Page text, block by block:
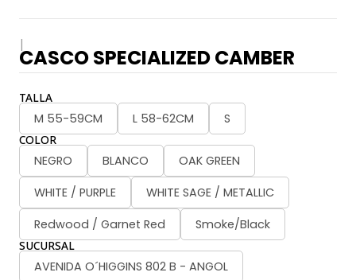
|
CASCO SPECIALIZED CAMBER
TALLA
M 55-59CM L 58-62CM S
COLOR
NEGRO BLANCO
OAK GREEN
WHITE / PURPLE
WHITE SAGE / METALLIC
Redwood / Garnet Red
Smoke/Black
SUCURSAL
AVENIDA O´HIGGINS 802 B - ANGOL